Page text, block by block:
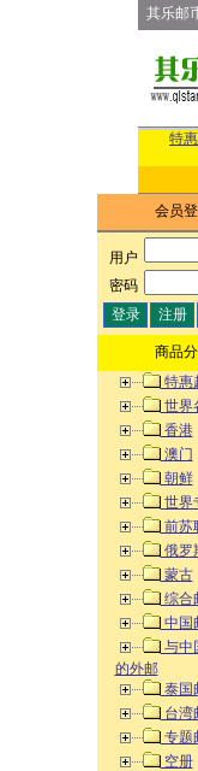
其乐邮
特
会员
用户:
密码:
商品
特惠
世界
香港
澳门
朝鲜
世界
前苏
俄罗
蒙古
综合
中国
与中
的外邮
泰国
台湾
专题
空册